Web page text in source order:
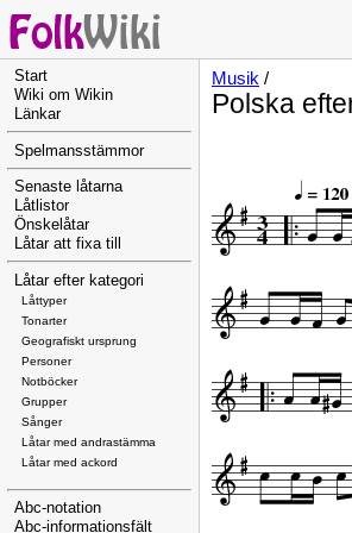
Start
Wiki om Wikin
Länkar
Spelmansstämmor
Senaste låtarna
Låtlistor
Önskelåtar
Låtar att fixa till
Låtar efter kategori
Låttyper
Tonarter
Geografiskt ursprung
Personer
Notböcker
Grupper
Sånger
Låtar med andrastämma
Låtar med ackord
Abc-notation
Abc-informationsfält
Musik /
Polska